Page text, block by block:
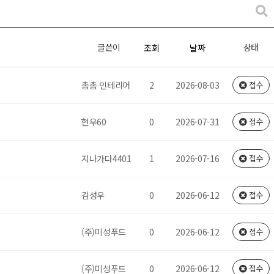
글쓴이 조회 날짜 상태
촘촘 인테리어 2 2026-08-03 접수
현우60 0 2026-07-31 접수
지나가다4401 1 2026-07-16 접수
김성우 0 2026-06-12 접수
(주)미성푸드 0 2026-06-12 접수
(주)미성푸드 0 2026-06-12 접수